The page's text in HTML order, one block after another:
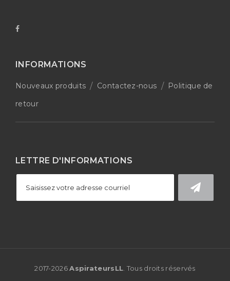
INFORMATIONS
Nouveaux produits Contactez-nous
Politique de
retour
LETTRE D'INFORMATIONS
2017-2026 AspirateursLL . Tous droits réservés